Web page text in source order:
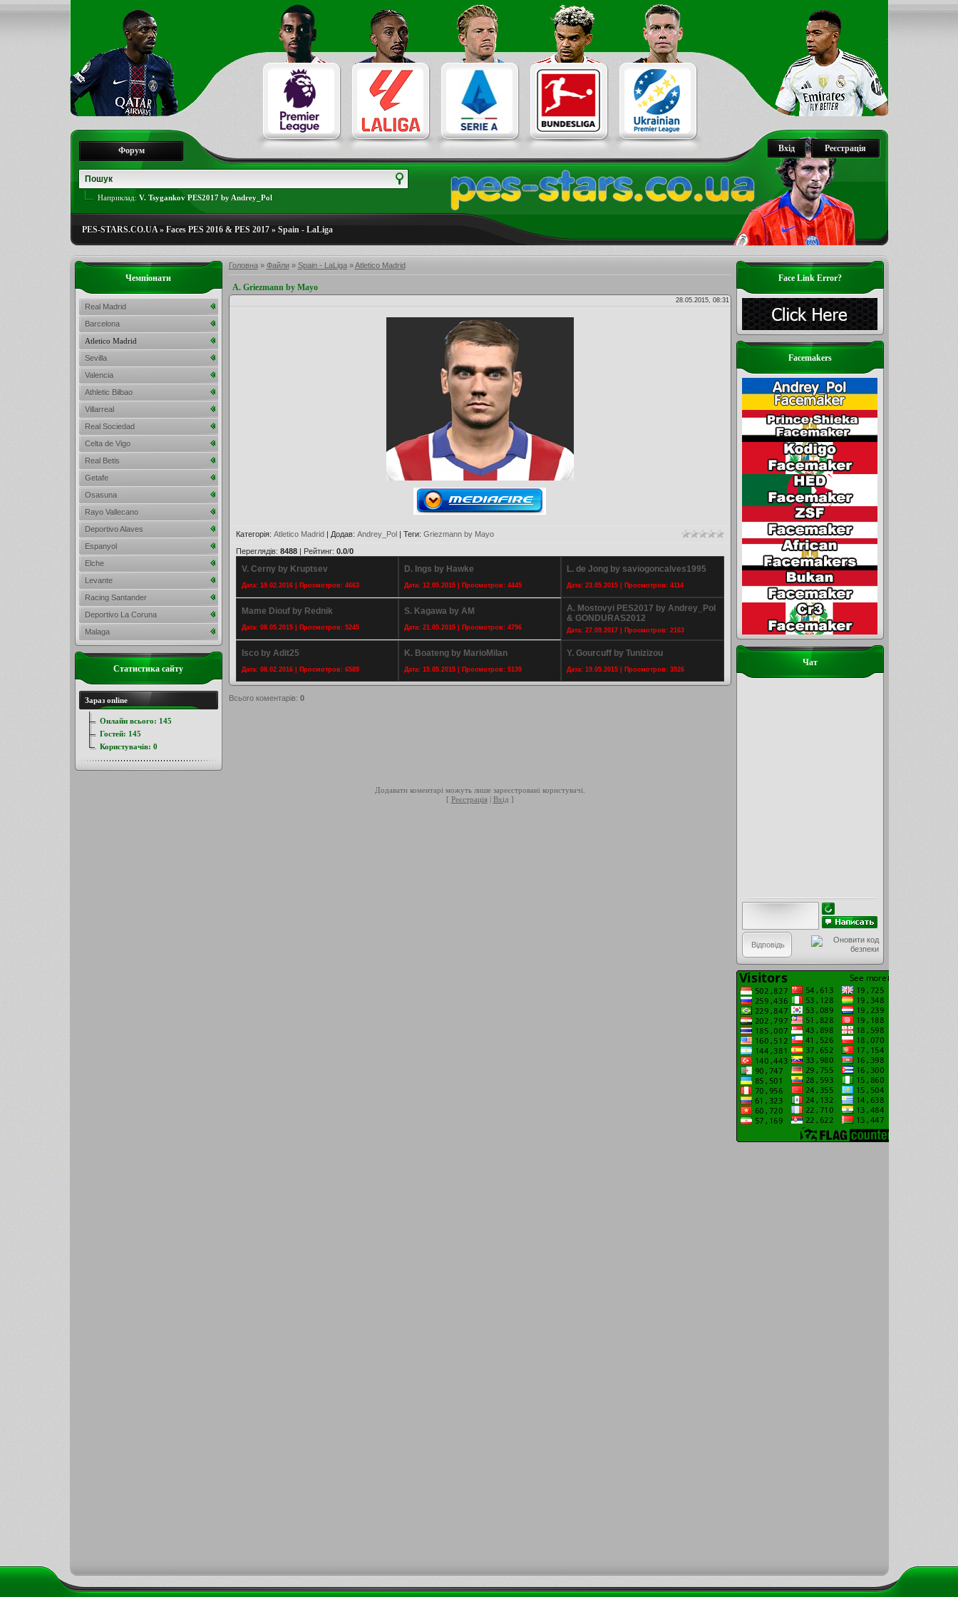
Реєстрація
Вхід
Форум
Наприклад: V. Tsygankov PES2017 by Andrey_Pol
PES-STARS.CO.UA» Faces PES 2016 & PES 2017» Spain - LaLiga
Головна» Файли» Spain - LaLiga»Atletico Madrid
A. Griezmann by Mayo
28.05.2015, 08:31
Категорія: Atletico Madrid| Додав: Andrey_Pol| Теги: Griezmann by Mayo
Переглядів: 8488| Рейтинг: 0.0/0
V. Cerny by Kruptsev
Дата: 19.02.2016 | Просмотров: 4663
D. Ings by Hawke
Дата: 12.05.2015 | Просмотров: 4445
L. de Jong by saviogoncalves1995
Дата: 23.05.2015 | Просмотров: 4114
Mame Diouf by Rednik
Дата: 08.05.2015 | Просмотров: 5245
S. Kagawa by AM
Дата: 21.05.2015 | Просмотров: 4796
A. Mostovyi PES2017 by Andrey_Pol
& GONDURAS2012
Дата: 27.09.2017 | Просмотров: 2163
Isco by Adit25
Дата: 08.02.2016 | Просмотров: 6589
K. Boateng by MarioMilan
Дата: 15.05.2015 | Просмотров: 5139
Y. Gourcuff by Tunizizou
Дата: 19.05.2015 | Просмотров: 3926
Всього коментарів: 0
Додавати коментарі можуть лише зареєстровані користувачі.
[ Реєстрація| Вхід ]
Face Link Error?
Facemakers
Чат
Чемпіонати
Real Madrid
Barcelona
Atletico Madrid
Sevilla
Valencia
Athletic Bilbao
Villarreal
Real Sociedad
Celta de Vigo
Real Betis
Getafe
Osasuna
Rayo Vallecano
Deportivo Alaves
Espanyol
Elche
Levante
Racing Santander
Deportivo La Coruna
Malaga
Статистика сайту
Зараз online
Онлайн всього: 145
Гостей: 145
Користувачів: 0